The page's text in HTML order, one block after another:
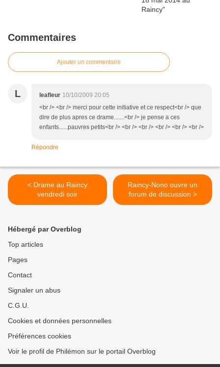
Commentaires
Ajouter un commentaire
L leafleur 10/10/2009 20:05
<br /> <br /> merci pour cette initiative et ce respect<br /> que
dire de plus apres ce drame.......<br /> je pense a ces
enfants......pauvres petits<br /> <br /> <br /> <br /> <br /> <br />
Répondre
< Drame au Raincy
vendredi soir
Raincy-Nono ouvre un
forum de discussion >
Hébergé par Overblog
Top articles
Pages
Contact
Signaler un abus
C.G.U.
Cookies et données personnelles
Préférences cookies
Voir le profil de Philémon sur le portail Overblog